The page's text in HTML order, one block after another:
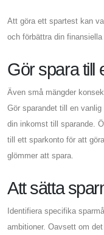
Att göra ett spartest kan
och förbättra din
Gör spara till
Även små mängder
Gör sparandet till en
din inkomst till sparande.
till ett sparkonto för att
glömmer att spara.
Att sätta
Identifiera specifika
ambitioner. Oavsett om